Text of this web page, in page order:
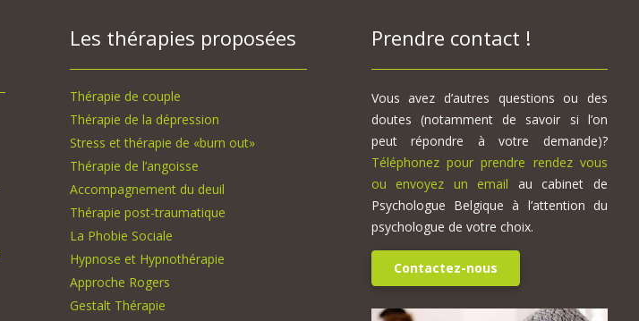
Les thérapies proposées
Thérapie de couple
Thérapie de la dépression
Stress et thérapie de «burn out»
Thérapie de l’angoisse
Accompagnement du deuil
Thérapie post-traumatique
La Phobie Sociale
Hypnose et Hypnothérapie
Approche Rogers
Gestalt Thérapie
Prendre contact !
Vous avez d’autres questions ou des
doutes (notamment de savoir si l’on
peut répondre à votre demande)?
Téléphonez pour prendre rendez vous
ou envoyez un email au cabinet de
Psychologue Belgique à l’attention du
psychologue de votre choix.
Contactez-nous